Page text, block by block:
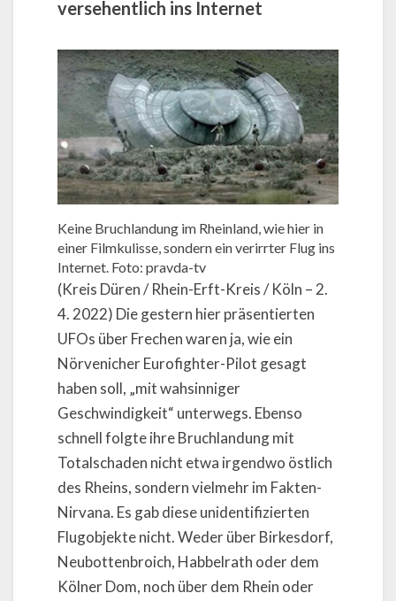
versehentlich ins Internet
Keine Bruchlandung im Rheinland, wie hier in
einer Filmkulisse, sondern ein verirrter Flug ins
Internet. Foto: pravda-tv
(Kreis Düren / Rhein-Erft-Kreis / Köln – 2.
4. 2022) Die gestern hier präsentierten
UFOs über Frechen waren ja, wie ein
Nörvenicher Eurofighter-Pilot gesagt
haben soll, „mit wahsinniger
Geschwindigkeit“ unterwegs. Ebenso
schnell folgte ihre Bruchlandung mit
Totalschaden nicht etwa irgendwo östlich
des Rheins, sondern vielmehr im Fakten-
Nirvana. Es gab diese unidentifizierten
Flugobjekte nicht. Weder über Birkesdorf,
Neubottenbroich, Habbelrath oder dem
Kölner Dom, noch über dem Rhein oder